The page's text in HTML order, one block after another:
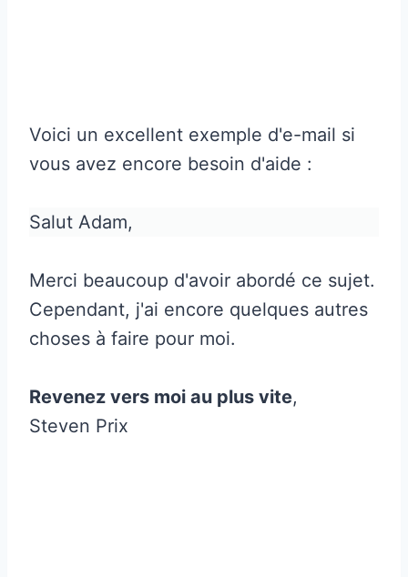
Voici un excellent exemple d'e-mail si
vous avez encore besoin d'aide :
Salut Adam,
Merci beaucoup d'avoir abordé ce sujet.
Cependant, j'ai encore quelques autres
choses à faire pour moi.
Revenez vers moi au plus vite,
Steven Prix